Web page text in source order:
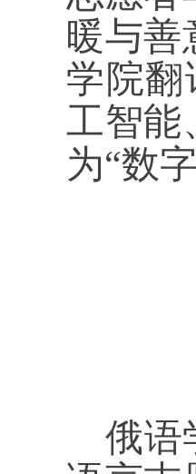
暖与善
学院翻
工智能
为“数
俄语